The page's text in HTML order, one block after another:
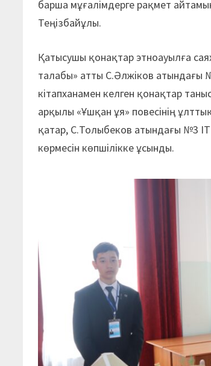
барша мұғалімдерге рақмет
Теңізбайұлы.
Қатысушы қонақтар этноауылға
талабы» атты С.Әлжіков атындағы
кітапханамен келген қонақтар
арқылы «Ұшқан ұя» повесінің
қатар, С.Толыбеков атындағы №3 IT
көрмесін көпшілікке ұсынды.